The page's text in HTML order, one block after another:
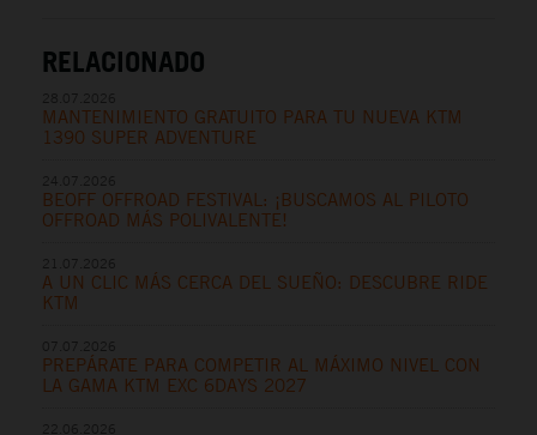
RELACIONADO
MANTENIMIENTO GRATUITO PARA TU NUEVA KTM
1390 SUPER ADVENTURE
BEOFF OFFROAD FESTIVAL: ¡BUSCAMOS AL PILOTO
OFFROAD MÁS POLIVALENTE!
A UN CLIC MÁS CERCA DEL SUEÑO: DESCUBRE RIDE
KTM
PREPÁRATE PARA COMPETIR AL MÁXIMO NIVEL CON
LA GAMA KTM EXC 6DAYS 2027